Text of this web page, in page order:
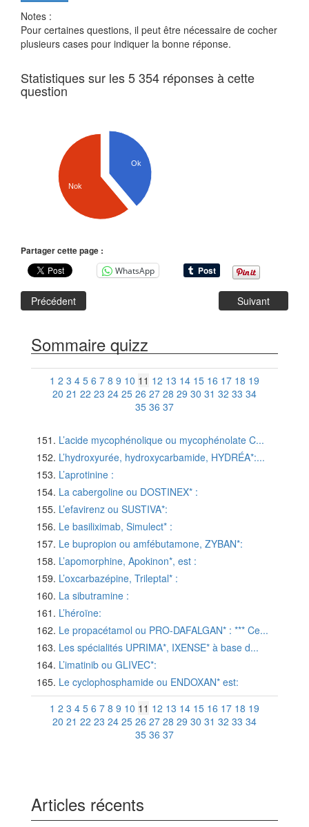
Notes :
Pour certaines questions, il peut être nécessaire de cocher
plusieurs cases pour indiquer la bonne réponse.
Statistiques sur les 5 354 réponses à cette
question
Ok
Nok
Partager cette page :
WhatsApp
Précédent Suivant
Sommaire quizz
1 2 3 4 5 6 7 8 9 10 11 12 13 14 15 16 17 18 19
20 21 22 23 24 25 26 27 28 29 30 31 32 33 34
35 36 37
L’acide mycophénolique ou mycophénolate C...
L’hydroxyurée, hydroxycarbamide, HYDRÉA*:...
L’aprotinine :
La cabergoline ou DOSTINEX* :
L’efavirenz ou SUSTIVA*:
Le basiliximab, Simulect* :
Le bupropion ou amfébutamone, ZYBAN*:
L’apomorphine, Apokinon*, est :
L’oxcarbazépine, Trileptal* :
La sibutramine :
L’héroïne:
Le propacétamol ou PRO-DAFALGAN* : *** Ce...
Les spécialités UPRIMA*, IXENSE* à base d...
L’imatinib ou GLIVEC*:
Le cyclophosphamide ou ENDOXAN* est:
1 2 3 4 5 6 7 8 9 10 11 12 13 14 15 16 17 18 19
20 21 22 23 24 25 26 27 28 29 30 31 32 33 34
35 36 37
Articles récents